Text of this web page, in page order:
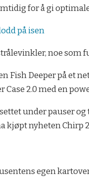
for å gi
på isen
noe som
Fish Deeper på et
2.0 med en
under pauser
kjøpt nyheten Chirp
egen